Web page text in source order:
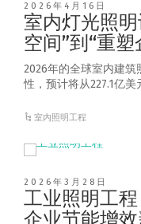
2026年4月16日
室内灯光照
空间”到“重
2026年的全球室内建
性，预计将从227.1亿
室内照明工程
2026年3月28日
工业照明工
企业节能增